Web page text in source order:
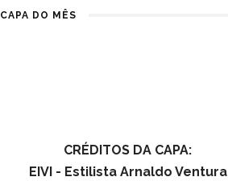
CAPA DO MÊS
CRÉDITOS DA CAPA:
EIVI - Estilista Arnaldo Ventura